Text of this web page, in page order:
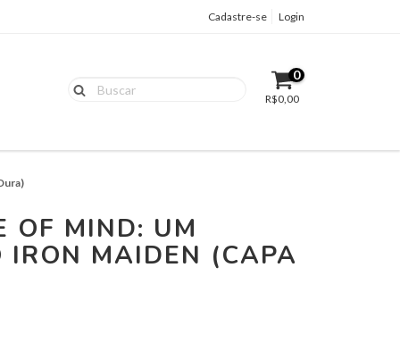
Cadastre-se Login
0
R$0,00
OF MIND: UM
IRON MAIDEN (CAPA